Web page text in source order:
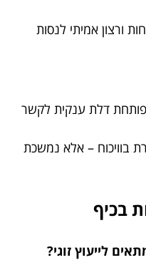
ורצון אמיתי לנסות
דלת ענקית לקשר
בוויכוח – אלא נמשכת
בכיף
לייעוץ זוגי?